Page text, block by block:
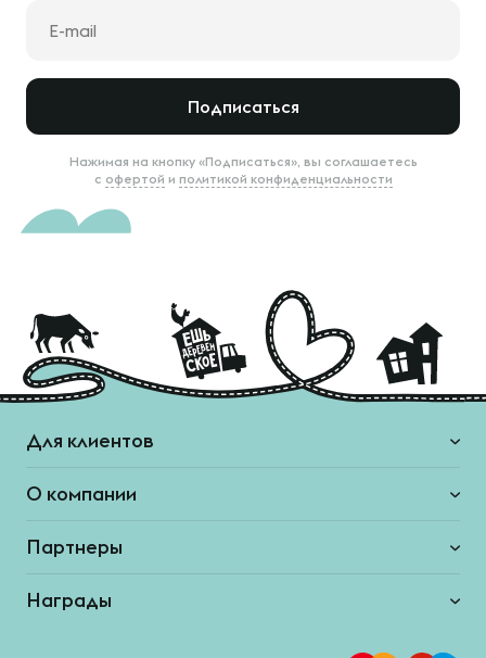
Подписаться
Нажимая на кнопку «Подписаться», вы соглашаетесь
с офертой и политикой конфиденциальности
Для клиентов
О компании
Партнеры
Награды